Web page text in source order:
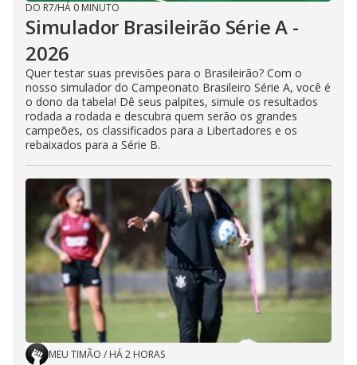
DO R7/HÁ 0 MINUTO
Simulador Brasileirão Série A -
2026
Quer testar suas previsões para o Brasileirão? Com o
nosso simulador do Campeonato Brasileiro Série A, você é
o dono da tabela! Dê seus palpites, simule os resultados
rodada a rodada e descubra quem serão os grandes
campeões, os classificados para a Libertadores e os
rebaixados para a Série B.
MEU TIMÃO / HÁ 2 HORAS